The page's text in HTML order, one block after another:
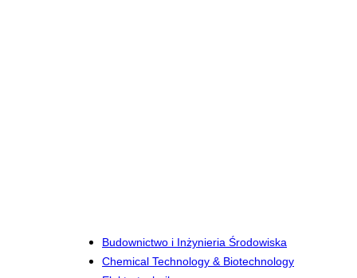
Budownictwo i Inżynieria Środowiska
Chemical Technology & Biotechnology